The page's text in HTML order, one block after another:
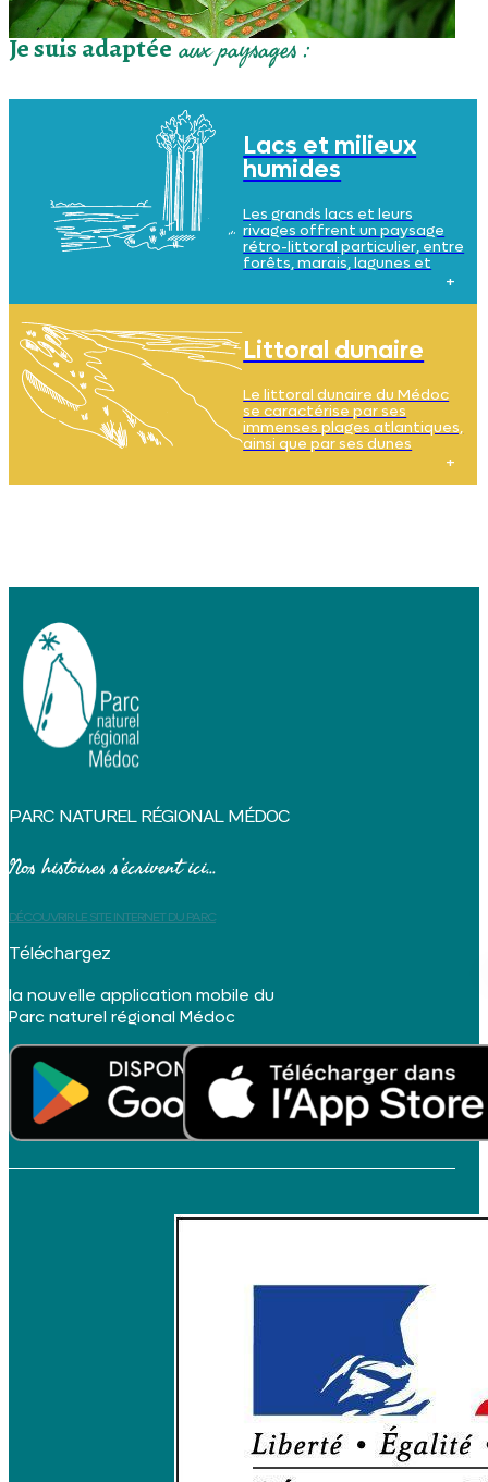
Je suis adaptéeaux paysages :
Lacs et milieux
humides
Les grands lacs et leurs
rivages offrent un paysage
rétro-littoral particulier, entre
forêts, marais, lagunes et
Littoral dunaire
Le littoral dunaire du Médoc
se caractérise par ses
immenses plages atlantiques,
ainsi que par ses dunes
PARC NATUREL RÉGIONAL MÉDOC
Nos histoires s’écrivent ici...
DÉCOUVRIR LE SITE INTERNET DU PARC
Téléchargez
la nouvelle application mobile du
Parc naturel régional Médoc